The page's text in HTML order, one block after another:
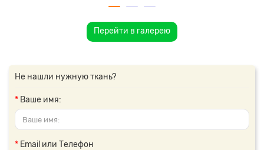
Перейти в галерею
Не нашли нужную ткань?
Ваше имя:
Email или Телефон